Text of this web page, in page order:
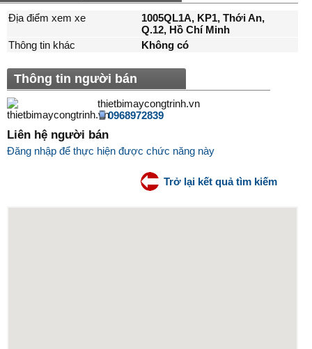
Địa điểm xem xe
1005QL1A, KP1, Thới An,
Q.12, Hồ Chí Minh
Thông tin khác
Không có
Thông tin người bán
thietbimaycongtrinh.vn
0968972839
Liên hệ người bán
Đăng nhập để thực hiện được chức năng này
Trở lại kết quả tìm kiếm